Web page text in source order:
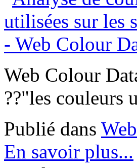
Web Colour
??"les couleurs
Publié dans
En savoir plus...